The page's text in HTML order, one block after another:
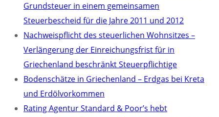
Grundsteuer in einem gemeinsamen
Steuerbescheid für die Jahre 2011 und 2012
Nachweispflicht des steuerlichen Wohnsitzes –
Verlängerung der Einreichungsfrist für in
Griechenland beschränkt Steuerpflichtige
Bodenschätze in Griechenland – Erdgas bei Kreta
und Erdölvorkommen
Rating Agentur Standard & Poor’s hebt